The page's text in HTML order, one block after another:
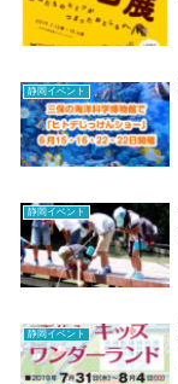
静岡イベント
静岡イベント
静岡イベント